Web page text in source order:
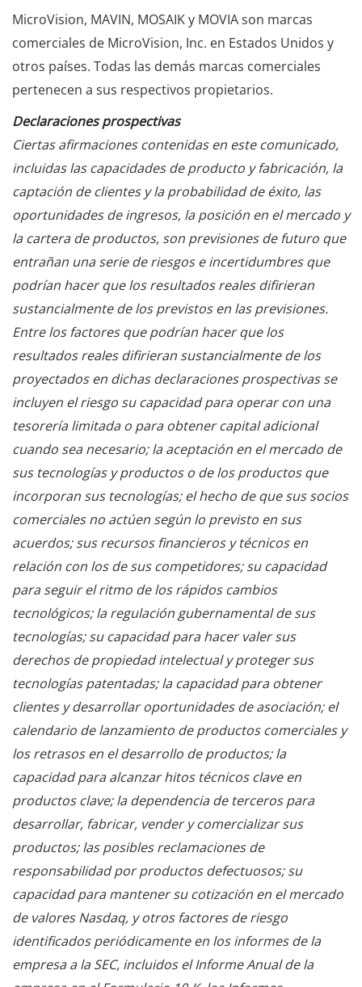
MicroVision, MAVIN, MOSAIK y MOVIA son marcas
comerciales de MicroVision, Inc. en Estados Unidos y
otros países. Todas las demás marcas comerciales
pertenecen a sus respectivos propietarios.
Declaraciones prospectivas
Ciertas afirmaciones contenidas en este comunicado,
incluidas las capacidades de producto y fabricación, la
captación de clientes y la probabilidad de éxito, las
oportunidades de ingresos, la posición en el mercado y
la cartera de productos, son previsiones de futuro que
entrañan una serie de riesgos e incertidumbres que
podrían hacer que los resultados reales difirieran
sustancialmente de los previstos en las previsiones.
Entre los factores que podrían hacer que los
resultados reales difirieran sustancialmente de los
proyectados en dichas declaraciones prospectivas se
incluyen el riesgo su capacidad para operar con una
tesorería limitada o para obtener capital adicional
cuando sea necesario; la aceptación en el mercado de
sus tecnologías y productos o de los productos que
incorporan sus tecnologías; el hecho de que sus socios
comerciales no actúen según lo previsto en sus
acuerdos; sus recursos financieros y técnicos en
relación con los de sus competidores; su capacidad
para seguir el ritmo de los rápidos cambios
tecnológicos; la regulación gubernamental de sus
tecnologías; su capacidad para hacer valer sus
derechos de propiedad intelectual y proteger sus
tecnologías patentadas; la capacidad para obtener
clientes y desarrollar oportunidades de asociación; el
calendario de lanzamiento de productos comerciales y
los retrasos en el desarrollo de productos; la
capacidad para alcanzar hitos técnicos clave en
productos clave; la dependencia de terceros para
desarrollar, fabricar, vender y comercializar sus
productos; las posibles reclamaciones de
responsabilidad por productos defectuosos; su
capacidad para mantener su cotización en el mercado
de valores Nasdaq, y otros factores de riesgo
identificados periódicamente en los informes de la
empresa a la SEC, incluidos el Informe Anual de la